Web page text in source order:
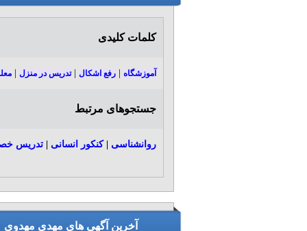
کلمات کلیدی
آموزشگاه |رفع اشکال |تدریس در منزل |
جستجوهای مرتبط
روانشناسی |کنکور انسانی |تدریس
آخرین آگهی های مهدی مهدوی